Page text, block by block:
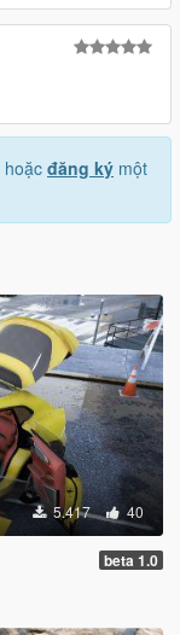
hoặc đăng ký một
5.417 40
beta 1.0